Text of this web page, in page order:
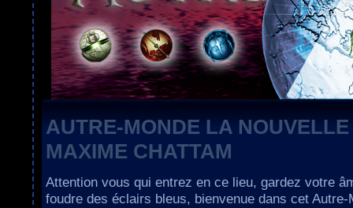
AUTRE-MONDE LA
MAXIME CHATTAM
Attention vous qui entrez en ce lieu, gardez votre
foudre des éclairs bleus, bienvenue dans cet Autre-